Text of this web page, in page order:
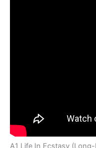
A1 Life In Ecstasy